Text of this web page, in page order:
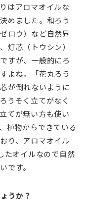
はアロマオイルな
めました。和ろう
ロウ）など自然界
灯芯（トウシン）
すが、一般的にろ
よね。「花丸ろう
が倒れないように
うそく立てがなく
てが無い方も使い
植物からできている
り、アロマオイル
たオイルなので自然
です。
うか？